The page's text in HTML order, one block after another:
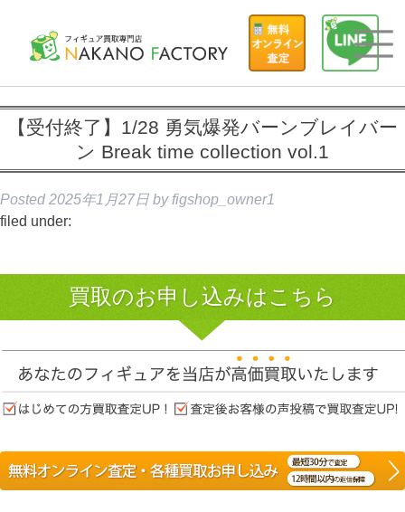
【受付終了】1/28 勇気爆発バーンブレイバー
ン Break time collection vol.1
Posted 2025年1月27日 by figshop_owner1
filed under:
買取のお申し込みはこちら